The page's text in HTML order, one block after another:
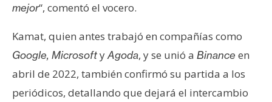
N
t
a
s
d
mejor“, comentó el vocero.
Kamat, quien antes trabajó en compañías como
Google, MicrosoftyAgoda, y se unió a Binance en
abril de 2022, también confirmó su partida a los
periódicos, detallando que dejará el intercambio